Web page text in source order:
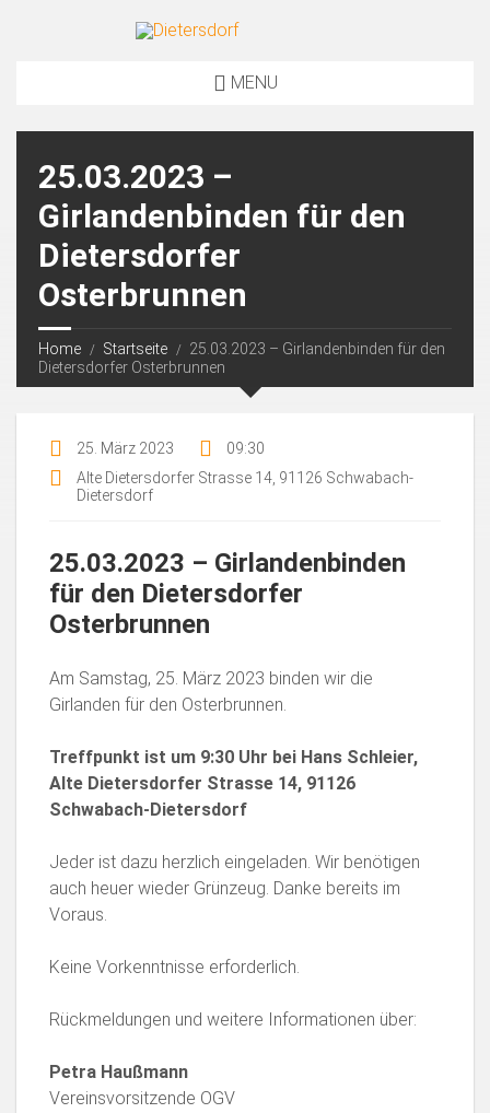
MENU
25.03.2023 –
Girlandenbinden für den
Dietersdorfer
Osterbrunnen
Home Startseite
25.03.2023 – Girlandenbinden für den
Dietersdorfer Osterbrunnen
25. März 2023
09:30
Alte Dietersdorfer Strasse 14, 91126 Schwabach-
Dietersdorf
25.03.2023 – Girlandenbinden
für den Dietersdorfer
Osterbrunnen
Am Samstag, 25. März 2023 binden wir die
Girlanden für den Osterbrunnen.
Treffpunkt ist um 9:30 Uhr bei Hans Schleier,
Alte Dietersdorfer Strasse 14, 91126
Schwabach-Dietersdorf
Jeder ist dazu herzlich eingeladen. Wir benötigen
auch heuer wieder Grünzeug. Danke bereits im
Voraus.
Keine Vorkenntnisse erforderlich.
Rückmeldungen und weitere Informationen über:
Petra Haußmann
Vereinsvorsitzende OGV